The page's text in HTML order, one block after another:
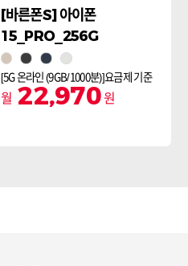
[바른폰S] 아이폰
15_PRO_256G
내추럴티타늄
블랙티타늄
블루티타늄화이트티타늄
[5G 온라인 (9GB/1000분)]요금제 기준
월 22,970원